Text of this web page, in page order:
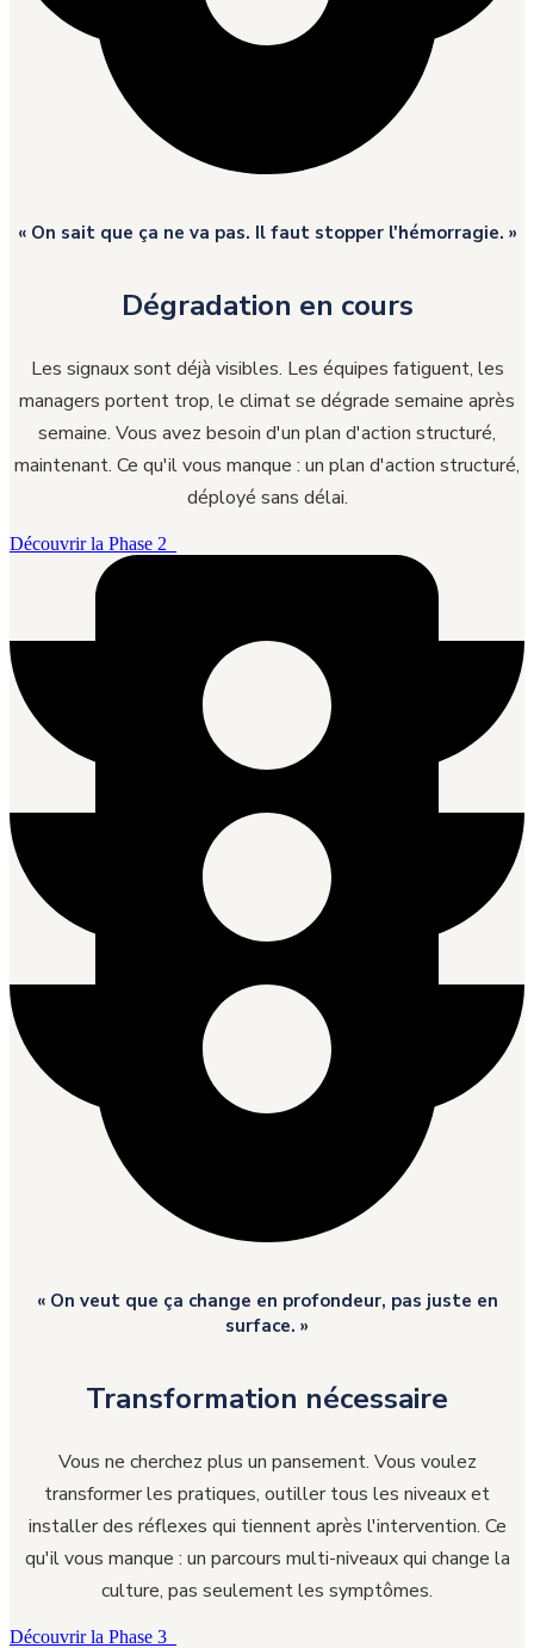
« On sait que ça ne va pas. Il faut stopper l'hémorragie. »
Dégradation en cours
Les signaux sont déjà visibles. Les équipes fatiguent, les
managers portent trop, le climat se dégrade semaine après
semaine. Vous avez besoin d'un plan d'action structuré,
maintenant. Ce qu'il vous manque : un plan d'action structuré,
déployé sans délai.
Découvrir la Phase 2_
« On veut que ça change en profondeur, pas juste en
surface. »
Transformation nécessaire
Vous ne cherchez plus un pansement. Vous voulez
transformer les pratiques, outiller tous les niveaux et
installer des réflexes qui tiennent après l'intervention. Ce
qu'il vous manque : un parcours multi-niveaux qui change la
culture, pas seulement les symptômes.
Découvrir la Phase 3_